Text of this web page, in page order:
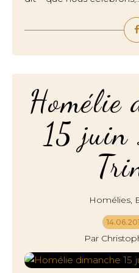
Homélie
15
Homélies,
Par